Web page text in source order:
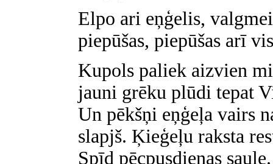
Elpo ari eņģelis,
piepūšas, piepūšas arī
Kupols paliek aizvien
jauni grēku plūdi tepat
Un pēkšņi eņģeļa vairs
slapjš. Ķieģeļu raksta
Spīd pēcpusdienas